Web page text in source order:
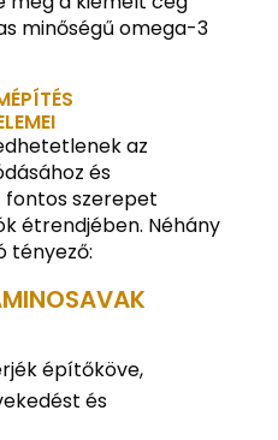
minőségű omega-3
az
és
fontos szerepet
étrendjében. Néhány
tényező:
építőköve,
és